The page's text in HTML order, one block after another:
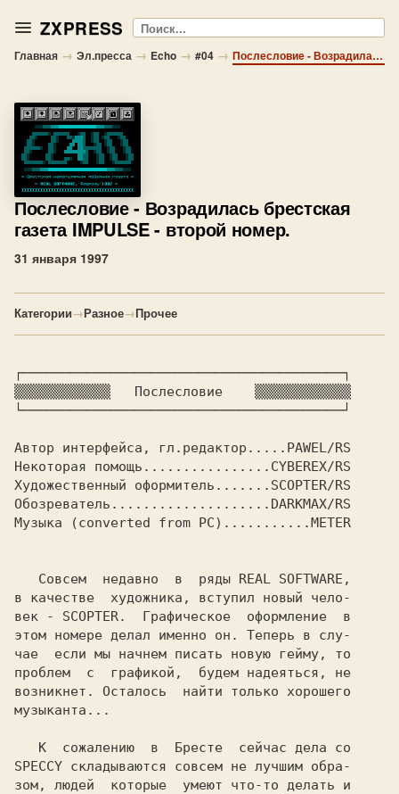
ZXPRESS Поиск
Главная → Эл.пресса → Echo → #04 → Послесловие - Возрадилась брестская газета IMPULSE - второй номер.
Послесловие- Возрадилась брестская
газета IMPULSE - второй номер.
31 января 1997
Категории→Разное→Прочее
┌────────────────────────────────────────┐
▒▒▒▒▒▒▒▒▒▒▒▒   Послесловие    ▒▒▒▒▒▒▒▒▒▒▒▒
└────────────────────────────────────────┘
Автор интерфейса, гл.редактор.....PAWEL/RS
Некоторая помощь................CYBEREX/RS
Художественный оформитель.......SCOPTER/RS
Обозреватель....................DARKMAX/RS
Музыка (converted from PC)...........METER
в качестве  художника, вступил новый чело-
век - SCOPTER.  Графическое  оформление  в
этом номере делал именно он. Теперь в слу-
чае  если мы начнем писать новую гейму, то
проблем  с  графикой,  будем надеяться, не
возникнет. Осталось  найти только хорошего
музыканта...
SPECCY складываются совсем не лучшим обра-
зом, людей  которые  умеют что-то делать и